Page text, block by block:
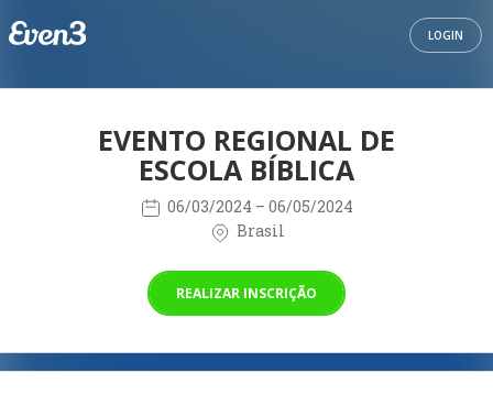
LOGIN
EVENTO REGIONAL DE
ESCOLA BÍBLICA
06/03/2024 – 06/05/2024
Brasil
REALIZAR INSCRIÇÃO